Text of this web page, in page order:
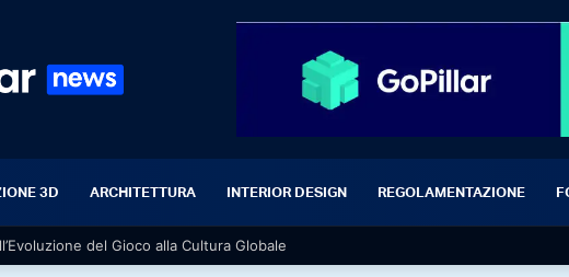
3D ARCHITETTURA INTERIOR DESIGN REGOLAMENTAZIONE
del Gioco alla Cultura Globale